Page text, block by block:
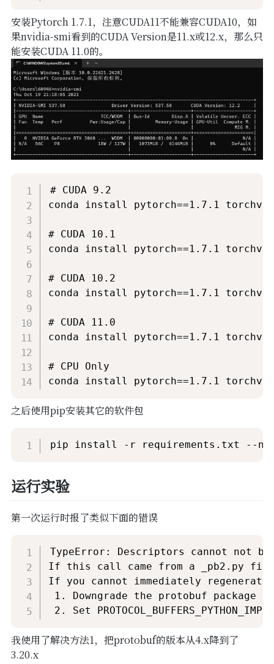
安装Pytorch 1.7.1，注意CUDA11不能兼容CUDA10，如
果nvidia-smi看到的CUDA Version是11.x或12.x，那么只
能安装CUDA 11.0的。
# CUDA 9.2
conda install pytorch==1.7.1
# CUDA 10.1
conda install pytorch==1.7.1
# CUDA 10.2
conda install pytorch==1.7.1
# CUDA 11.0
conda install pytorch==1.7.1
# CPU Only
conda install pytorch==1.7.1
之后使用pip安装其它的软件包
pip install -r requirements.txt --
运行实验
第一次运行时报了类似下面的错误
TypeError: Descriptors cannot not
If this call came from a _pb2.py
If you cannot immediately
1. Downgrade the protobuf package
2. Set
我使用了解决方法1，把protobuf的版本从4.x降到了
3.20.x